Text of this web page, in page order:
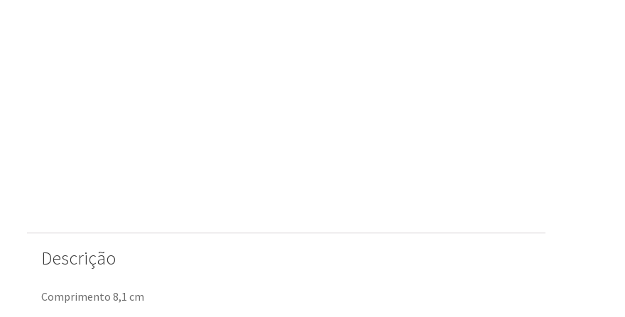
Descrição
Comprimento 8,1 cm